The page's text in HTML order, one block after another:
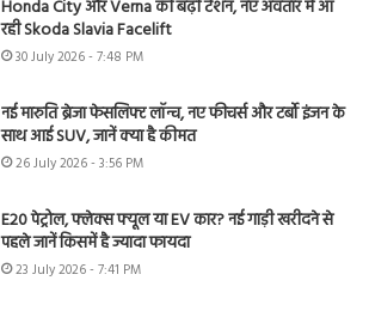
Honda City और Verna की बढ़ी टेंशन, नए अवतार में आ
रही Skoda Slavia Facelift
30 July 2026 - 7:48 PM
नई मारुति ब्रेजा फेसलिफ्ट लॉन्च, नए फीचर्स और टर्बो इंजन के
साथ आई SUV, जानें क्या है कीमत
26 July 2026 - 3:56 PM
E20 पेट्रोल, फ्लेक्स फ्यूल या EV कार? नई गाड़ी खरीदने से
पहले जानें किसमें है ज्यादा फायदा
23 July 2026 - 7:41 PM